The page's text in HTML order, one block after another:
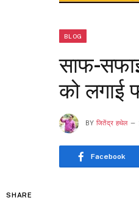
BLOG
साफ-
को लगाई
BY जितेंद्र हथेल
Facebook
SHARE